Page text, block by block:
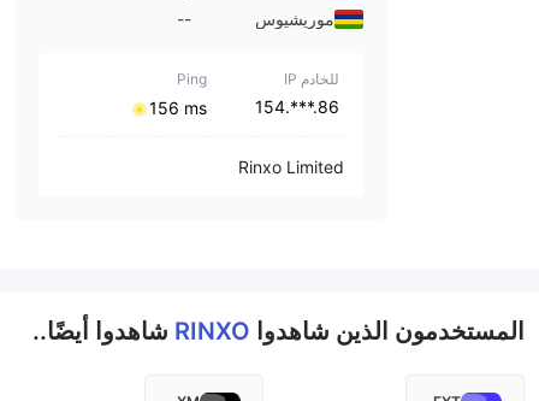
موريشيوس --
للخادم IP
86.***.154
Ping
⁦156 ms⁩
Rinxo Limited
المستخدمون الذين شاهدوا RINXO شاهدوا أيضًا..